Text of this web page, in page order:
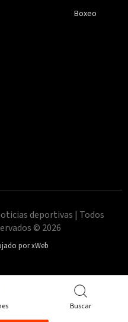
Boxeo
deportivas | Todos
© 2026
por xWeb
Buscar